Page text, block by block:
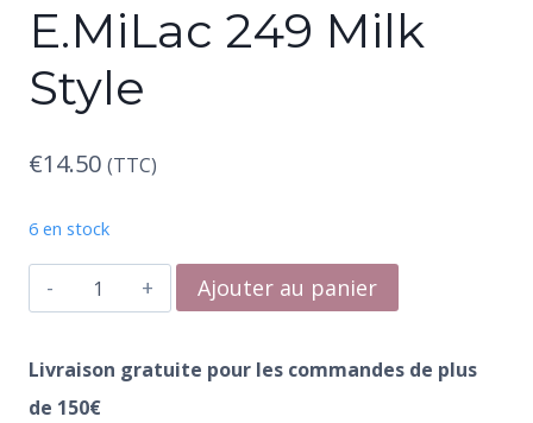
E.MiLac 249 Milk
Style
€14.50 (TTC)
6 en stock
quantité
de
E.MiLac
249
Ajouter au panier
Livraison gratuite pour les commandes de plus
de 150€